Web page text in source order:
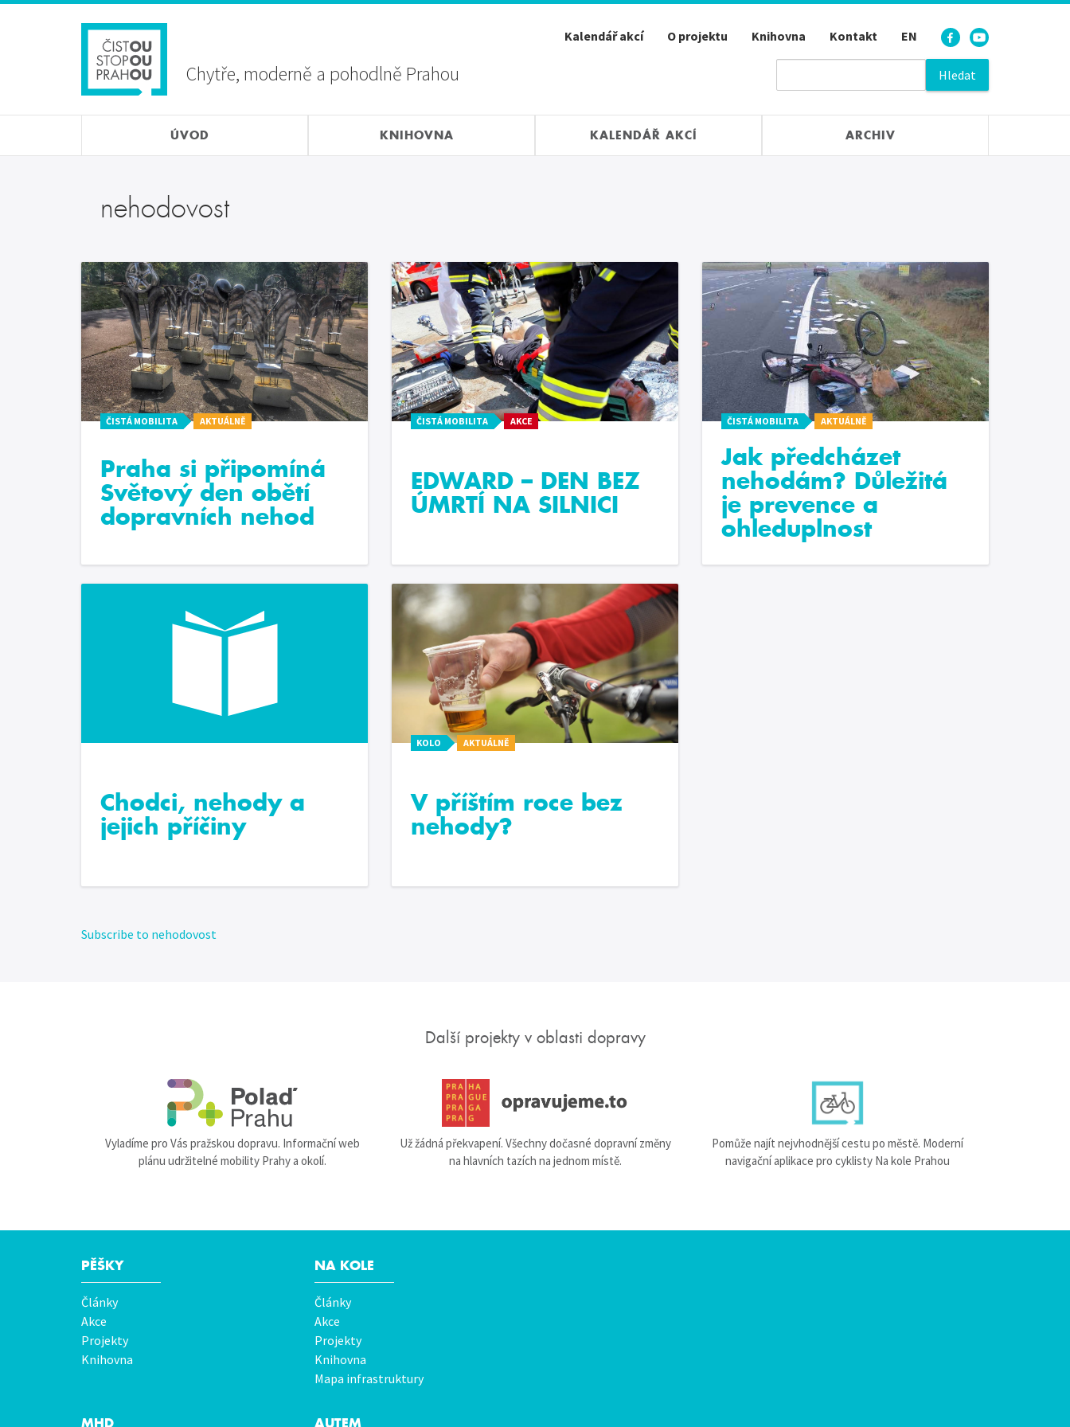
Chytře, moderně a pohodlně Prahou
menu
Kalendář akcí O projektu Knihovna Kontakt EN
ÚVOD KNIHOVNA KALENDÁŘ AKCÍ ARCHIV
nehodovost
ČISTÁ MOBILITA AKTUÁLNĚ
Praha si připomíná
Světový den obětí
dopravních nehod
ČISTÁ MOBILITA AKCE
EDWARD – DEN BEZ
ÚMRTÍ NA SILNICI
ČISTÁ MOBILITA AKTUÁLNĚ
Jak předcházet
nehodám? Důležitá
je prevence a
ohleduplnost
Chodci, nehody a
jejich příčiny
KOLO AKTUÁLNĚ
V příštím roce bez
nehody?
Subscribe to nehodovost
Další projekty v oblasti dopravy
Vyladíme pro Vás pražskou dopravu. Informační web
plánu udržitelné mobility Prahy a okolí.
Už žádná překvapení. Všechny dočasné dopravní změny
na hlavních tazích na jednom místě.
Pomůže najít nejvhodnější cestu po městě. Moderní
navigační aplikace pro cyklisty Na kole Prahou
Hlavní
menu
PĚŠKY
Články
Akce
Projekty
Knihovna
NA KOLE
Články
Akce
Projekty
Knihovna
Mapa infrastruktury
MHD AUTEM